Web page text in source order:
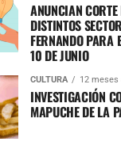
ANUNCIAN CORTE
DISTINTOS
FERNANDO PARA
10 DE JUNIO
CULTURA 12 meses
INVESTIGACIÓN
MAPUCHE DE LA